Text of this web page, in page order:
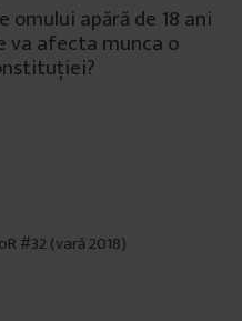
apără de 18 ani
va afecta munca o
#32 (vară 2018)